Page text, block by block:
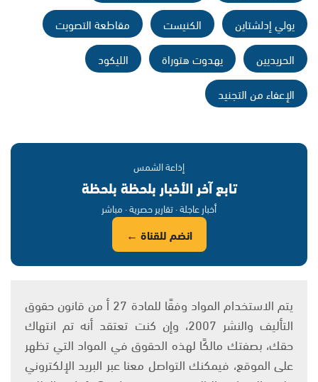
يولي إدلشتاين
الكنيست
مقاطعة التصويت
الحريديين
يهدوت هتوراة
الليكود
الإعفاء من التجنيد
إذاعة الشمس
تابع آخر الأخبار بلحظة بلحظة
أخبار عاجلة · تقارير حصرية · مباشر
انضم للقناة ←
يتم الاستخدام المواد وفقًا للمادة 27 أ من قانون حقوق
التأليف والنشر 2007، وإن كنت تعتقد أنه تم انتهاك
حقك، بصفتك مالكًا لهذه الحقوق في المواد التي تظهر
على الموقع، فيمكنك التواصل معنا عبر البريد الإلكتروني